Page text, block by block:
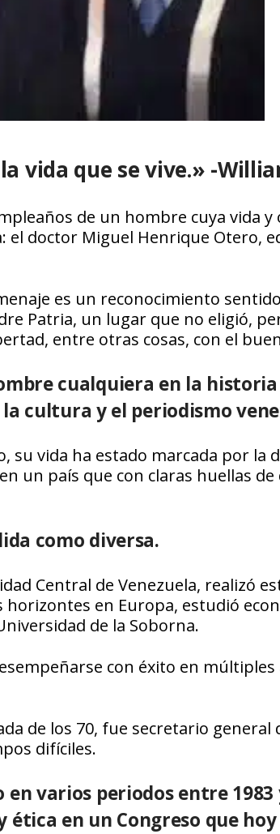
vida que se vive.» -
de un hombre cuya vida
el doctor Miguel Henrique Otero,
es un reconocimiento
Patria, un lugar que no eligió,
entre otras cosas, con el
cualquiera en la
cultura y el periodismo
su vida ha estado marcada por la
un país que con claras huellas
como diversa.
Central de Venezuela, realizó
en Europa, estudió
de la Soborna.
con éxito en múltiples
de los 70, fue secretario general
difíciles.
varios periodos entre 1983
en un Congreso que